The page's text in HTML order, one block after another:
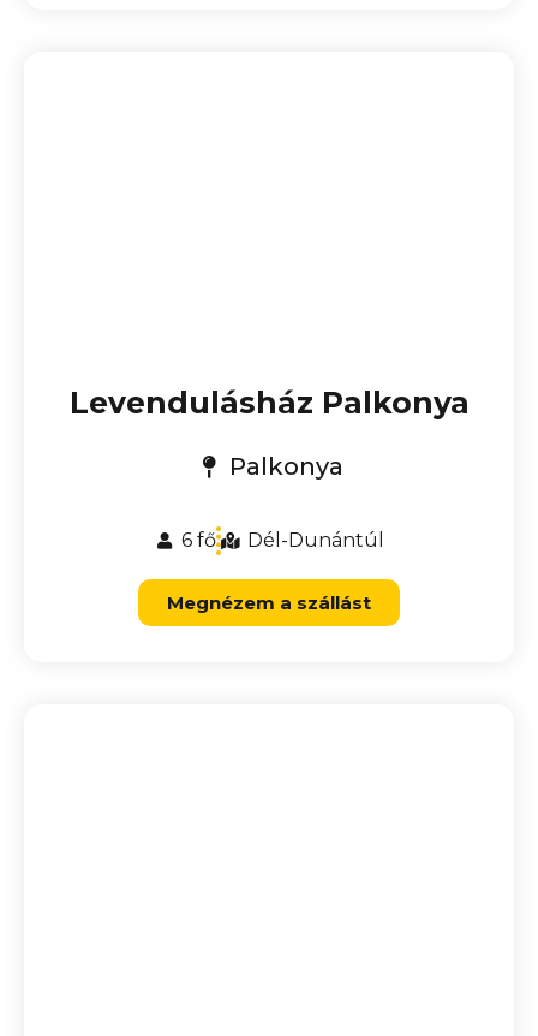
Levendulásház Palkonya
Palkonya
6 fő Dél-Dunántúl
Megnézem a szállást